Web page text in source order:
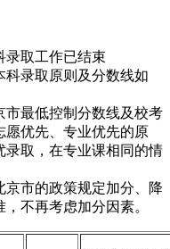
录取工作已结束
科录取原则及分数线如
市最低控制分数线及校考
愿优先、专业优先的原
录取，在专业课相同的情
京市的政策规定加分、降
不再考虑加分因素。